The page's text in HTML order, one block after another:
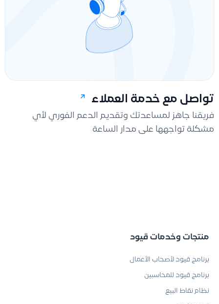
تواصل مع خدمة العملاء
فريقنا جاهز لمساعدتك وتقديم الدعم الفوري لأي
مشكلة تواجهها على مدار الساعة
منتجات وخدمات قيود
برنامج قيود لأصحاب الأعمال
برنامج قيود للمحاسبين
نظام نقاط البيع